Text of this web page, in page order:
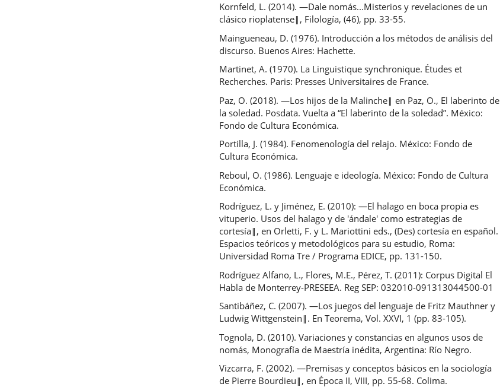
Kornfeld, L. (2014). ―Dale nomás...Misterios y revelaciones de un
clásico rioplatense‖, Filología, (46), pp. 33-55.
Maingueneau, D. (1976). Introducción a los métodos de análisis del
discurso. Buenos Aires: Hachette.
Martinet, A. (1970). La Linguistique synchronique. Études et
Recherches. Paris: Presses Universitaires de France.
Paz, O. (2018). ―Los hijos de la Malinche‖ en Paz, O., El laberinto de
la soledad. Posdata. Vuelta a “El laberinto de la soledad”. México:
Fondo de Cultura Económica.
Portilla, J. (1984). Fenomenología del relajo. México: Fondo de
Cultura Económica.
Reboul, O. (1986). Lenguaje e ideología. México: Fondo de Cultura
Económica.
Rodríguez, L. y Jiménez, E. (2010): ―El halago en boca propia es
vituperio. Usos del halago y de 'ándale' como estrategias de
cortesía‖, en Orletti, F. y L. Mariottini eds., (Des) cortesía en español.
Espacios teóricos y metodológicos para su estudio, Roma:
Universidad Roma Tre / Programa EDICE, pp. 131-150.
Rodríguez Alfano, L., Flores, M.E., Pérez, T. (2011): Corpus Digital El
Habla de Monterrey-PRESEEA. Reg SEP: 032010-091313044500-01
Santibáñez, C. (2007). ―Los juegos del lenguaje de Fritz Mauthner y
Ludwig Wittgenstein‖. En Teorema, Vol. XXVI, 1 (pp. 83-105).
Tognola, D. (2010). Variaciones y constancias en algunos usos de
nomás, Monografía de Maestría inédita, Argentina: Río Negro.
Vizcarra, F. (2002). ―Premisas y conceptos básicos en la sociología
de Pierre Bourdieu‖, en Época II, VIII, pp. 55-68. Colima.